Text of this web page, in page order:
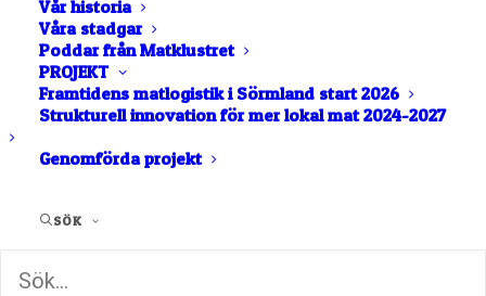
Vår historia
Våra stadgar
Poddar från Matklustret
PROJEKT
Framtidens matlogistik i Sörmland start 2026
Strukturell innovation för mer lokal mat 2024-2027
Genomförda projekt
SÖK
Besök Thorslundkagge
under Aptitrundan 12-